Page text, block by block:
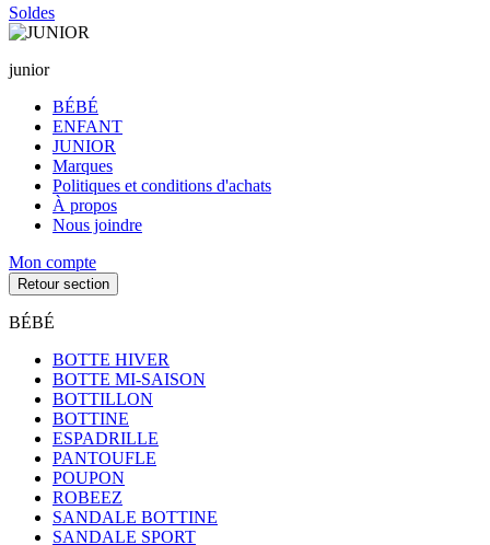
Soldes
junior
BÉBÉ
ENFANT
JUNIOR
Marques
Politiques et conditions d'achats
À propos
Nous joindre
Mon compte
Retour section
BÉBÉ
BOTTE HIVER
BOTTE MI-SAISON
BOTTILLON
BOTTINE
ESPADRILLE
PANTOUFLE
POUPON
ROBEEZ
SANDALE BOTTINE
SANDALE SPORT